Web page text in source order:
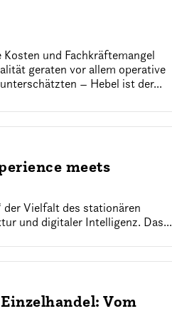
und Fachkräftemangel
geraten vor allem operative
– Hebel ist der...
meets
Vielfalt des stationären
und digitaler Intelligenz. Das...
Vom